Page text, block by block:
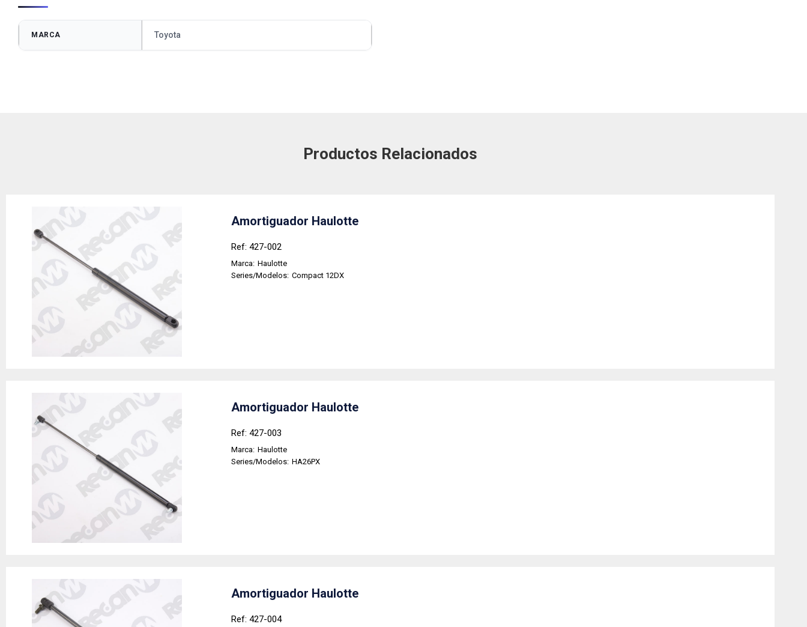
MARCA Toyota
Productos Relacionados
Amortiguador Haulotte
Ref: 427-002
Marca: Haulotte
Series/Modelos: Compact 12DX
Amortiguador Haulotte
Ref: 427-003
Marca: Haulotte
Series/Modelos: HA26PX
Amortiguador Haulotte
Ref: 427-004